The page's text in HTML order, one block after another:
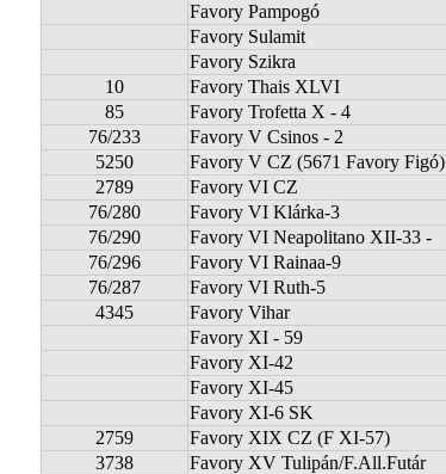
Favory Pampogó
Favory Sulamit
Favory Szikra
10
Favory Thais XLVI
85
Favory Trofetta X - 4
76/233
Favory V Csinos - 2
5250
Favory V CZ (5671 Favory Figó)
2789
Favory VI CZ
76/280
Favory VI Klárka-3
76/290
Favory VI Neapolitano XII-33 -
76/296
Favory VI Rainaa-9
76/287
Favory VI Ruth-5
4345
Favory Vihar
Favory XI - 59
Favory XI-42
Favory XI-45
Favory XI-6 SK
2759
Favory XIX CZ (F XI-57)
3738
Favory XV Tulipán/F.All.Futár